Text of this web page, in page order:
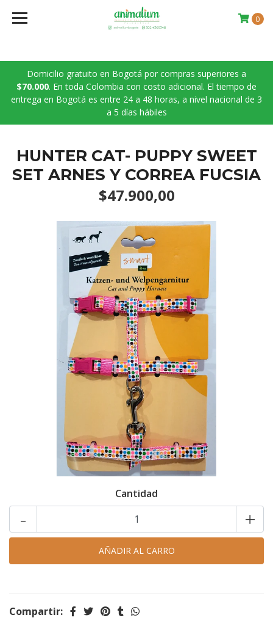
Domicilio gratuito en Bogotá por compras superiores a
$70.000. En toda Colombia con costo adicional. El tiempo de
entrega en Bogotá es entre 24 a 48 horas, a nivel nacional de 3
a 5 días hábiles
0
HUNTER CAT- PUPPY SWEET
SET ARNES Y CORREA FUCSIA
$47.900,00
Cantidad
- +
Compartir: